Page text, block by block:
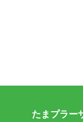
たまプラー